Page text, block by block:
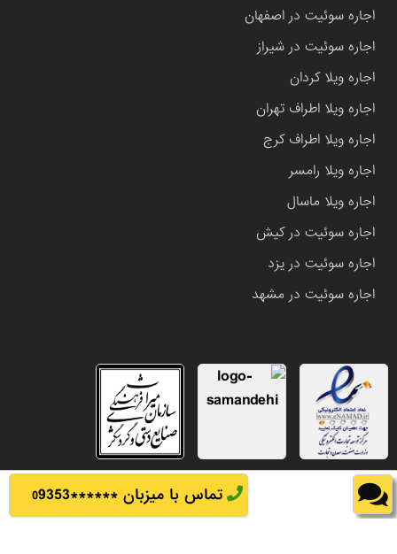
تماس با میزبان ****** 09353
اجاره سوئیت در اصفهان
اجاره سوئیت در شیراز
اجاره ویلا کردان
اجاره ویلا اطراف تهران
اجاره ویلا اطراف کرج
اجاره ویلا رامسر
اجاره ویلا ماسال
اجاره سوئیت در کیش
اجاره سوئیت در یزد
اجاره سوئیت در مشهد
تمامی حقوق این وب سایت متعلق به املاک باشی می باشد.